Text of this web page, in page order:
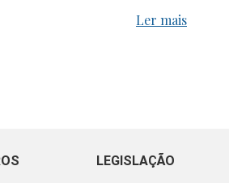
Ler mais
LEGISLAÇÃO